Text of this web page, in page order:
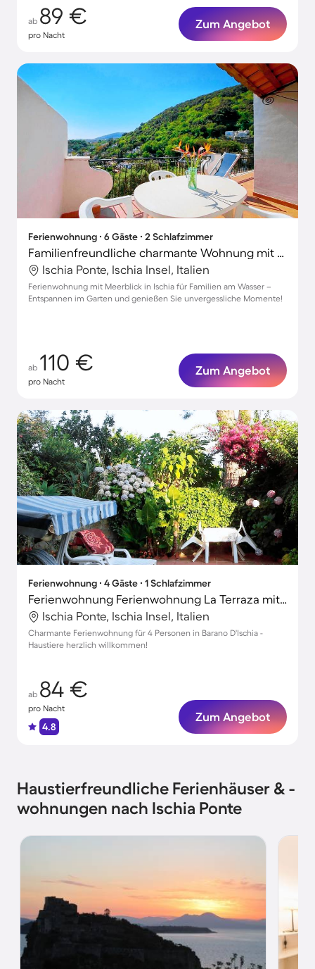
ab 89 €
pro Nacht
Zum Angebot
Ferienwohnung ∙ 6 Gäste ∙ 2 Schlafzimmer
Familienfreundliche charmante Wohnung mit Garten, schnellem Internet und Terrasse | Gartenblick
Ischia Ponte, Ischia Insel, Italien
Ferienwohnung mit Meerblick in Ischia für Familien am Wasser –
Entspannen im Garten und genießen Sie unvergessliche Momente!
ab 110 €
pro Nacht
Zum Angebot
Ferienwohnung ∙ 4 Gäste ∙ 1 Schlafzimmer
Ferienwohnung Ferienwohnung La Terraza mit Terrasse
Ischia Ponte, Ischia Insel, Italien
Charmante Ferienwohnung für 4 Personen in Barano D'Ischia -
Haustiere herzlich willkommen!
ab 84 €
pro Nacht
4.8
Zum Angebot
Haustierfreundliche Ferienhäuser & -
wohnungen nach Ischia Ponte